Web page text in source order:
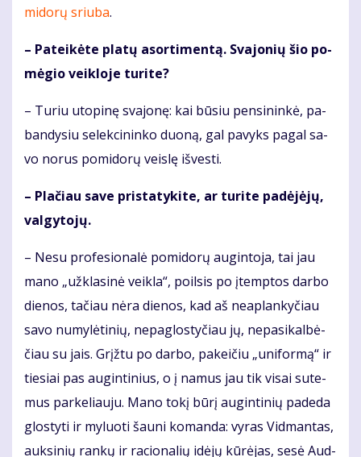
mi­do­rų sriu­ba.
– Pa­tei­kė­te pla­tų asor­ti­men­tą. Sva­jo­nių šio po­
mė­gio veik­lo­je tu­ri­te?
– Tu­riu uto­pi­nę sva­jo­nę: kai bū­siu pen­si­nin­kė, pa­
ban­dy­siu se­lek­ci­nin­ko duo­ną, gal pa­vyks pa­gal sa­
vo no­rus po­mi­do­rų veis­lę iš­ves­ti.
– Pla­čiau sa­ve pri­sta­ty­ki­te, ar tu­ri­te pa­dė­jė­jų,
val­gy­to­jų.
– Ne­su pro­fe­sio­na­lė po­mi­do­rų au­gin­to­ja, tai jau
ma­no „už­kla­si­nė veik­la“, po­il­sis po įtemp­tos dar­bo
die­nos, ta­čiau nė­ra die­nos, kad aš ne­ap­lan­ky­čiau
sa­vo nu­my­lė­ti­nių, ne­pa­glos­ty­čiau jų, ne­pa­si­kal­bė­
čiau su jais. Grįž­tu po dar­bo, pa­kei­čiu „uni­for­mą“ ir
tie­siai pas au­gin­ti­nius, o į na­mus jau tik vi­sai su­te­
mus par­ke­liau­ju. Ma­no to­kį bū­rį au­gin­ti­nių pa­de­da
glos­ty­ti ir my­luo­ti šau­ni ko­man­da: vy­ras Vid­man­tas,
auk­si­nių ran­kų ir ra­cio­na­lių idė­jų kū­rė­jas, se­sė Aud­